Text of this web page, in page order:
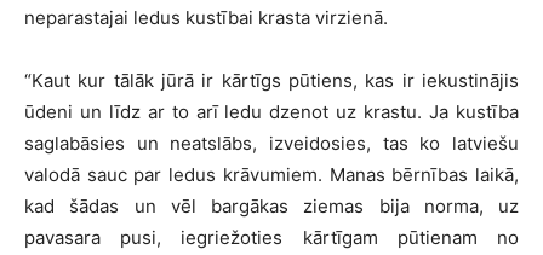
neparastajai ledus kustībai krasta virzienā.
“Kaut kur tālāk jūrā ir kārtīgs pūtiens, kas ir iekustinājis
ūdeni un līdz ar to arī ledu dzenot uz krastu. Ja kustība
saglabāsies un neatslābs, izveidosies, tas ko latviešu
valodā sauc par ledus krāvumiem. Manas bērnības laikā,
kad šādas un vēl bargākas ziemas bija norma, uz
pavasara pusi, iegriežoties kārtīgam pūtienam no